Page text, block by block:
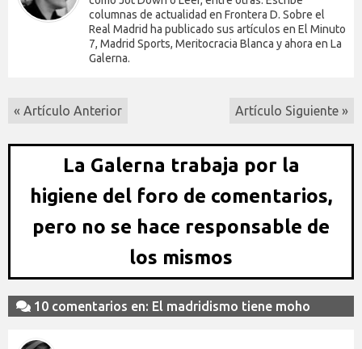
columnas de actualidad en Frontera D. Sobre el
Real Madrid ha publicado sus artículos en El Minuto
7, Madrid Sports, Meritocracia Blanca y ahora en La
Galerna.
« Artículo Anterior Artículo Siguiente »
La Galerna trabaja por la
higiene del foro de comentarios,
pero no se hace responsable de
los mismos
10 comentarios en: El madridismo tiene moho